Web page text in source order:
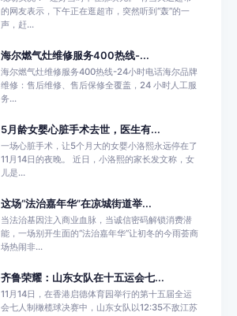
的网友表示，下午正在逛超市，突然听到“轰”的一
声，赶...
海尔燃气灶维修服务400热线-...
海尔燃气灶维修服务400热线-24小时电话海尔品牌
维修：售后维修、售后保修全覆盖，24 小时人工服
务...
5月龄女婴心脏手术去世，医生有...
一场心脏手术，让5个月大的女婴小洛熙永远停在了
11月14日的夜晚。 近日，小洛熙的家长发文称，女
儿是...
这场“法治嘉年华”在凉城街道举...
当法治基因注入商业血脉，当诚信密码解锁消费潜
能，一场别开生面的“法治嘉年华”让初冬的今雨荟商
场热闹非...
齐鲁荣耀：山东女队在十五运会七...
11月14日，在香港启德体育园举行的第十五届全运
会七人制橄榄球决赛中，山东女队以12:35不敌江苏